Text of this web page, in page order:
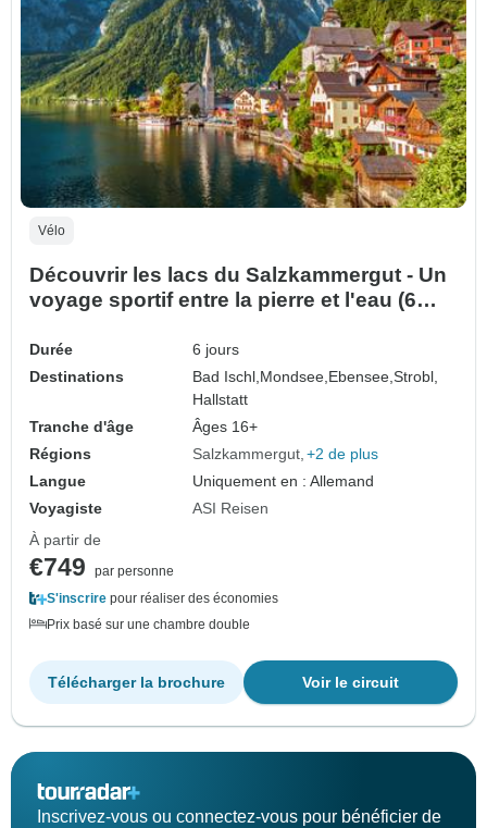
Vélo
Découvrir les lacs du Salzkammergut - Un
voyage sportif entre la pierre et l'eau (6
Durée
6 jours
Destinations
Bad Ischl, Mondsee, Ebensee,Strobl,
Hallstatt
Tranche d'âge
Âges 16+
Régions
Salzkammergut +2 de plus
Langue
Uniquement en : Allemand
Voyagiste
ASI Reisen
À partir de
€749
par personne
S'inscrire pour réaliser des économies
Prix basé sur une chambre double
Voir le circuit
Télécharger la brochure
Inscrivez-vous ou connectez-vous pour bénéficier de